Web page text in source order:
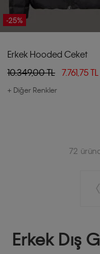
-25%
Erkek Hooded Ceket
10.349,00 TL
7.761,75 TL
+ Diğer Renkler
72
Erkek Dış